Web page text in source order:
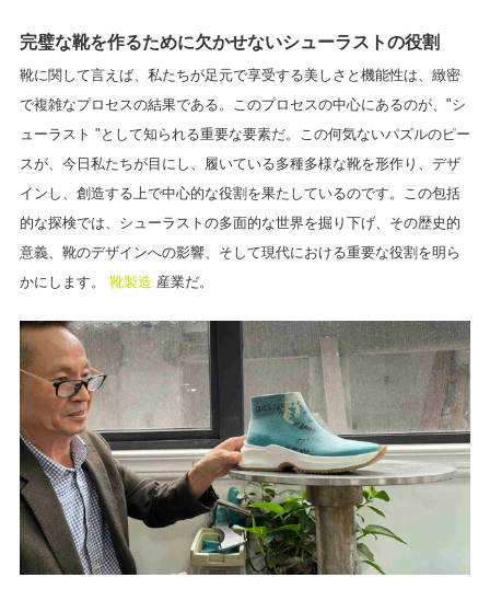
完璧な靴を作るために欠かせないシューラストの役割
靴に関して言えば、私たちが足元で享受する美しさと機能性は、緻密
で複雑なプロセスの結果である。このプロセスの中心にあるのが、"シ
ューラスト "として知られる重要な要素だ。この何気ないパズルのピー
スが、今日私たちが目にし、履いている多種多様な靴を形作り、デザ
インし、創造する上で中心的な役割を果たしているのです。この包括
的な探検では、シューラストの多面的な世界を掘り下げ、その歴史的
意義、靴のデザインへの影響、そして現代における重要な役割を明ら
かにします。 靴製造 産業だ。